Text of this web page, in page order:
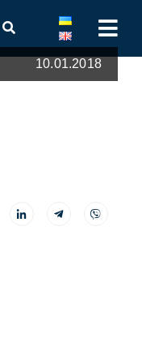
10.01.2018